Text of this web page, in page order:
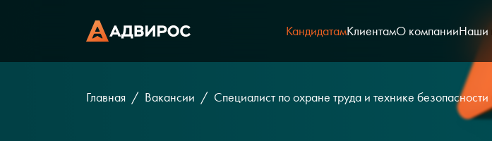
КандидатамКлиентамО компанииНаши
Главная Вакансии Специалист по охране труда и технике безопасности